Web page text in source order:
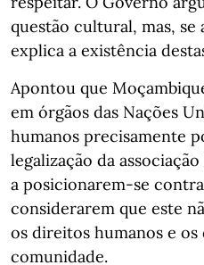
questão cultural, mas, se
explica a existência
Apontou que
em órgãos das Nações
humanos precisamente
legalização da
a posicionarem-se
considerarem que este
os direitos humanos e
comunidade.